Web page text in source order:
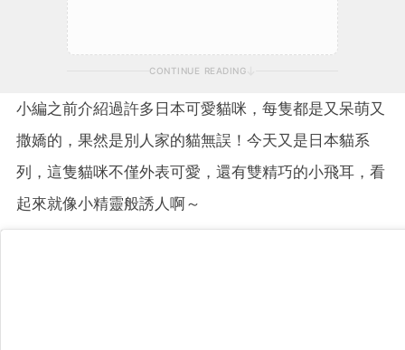
CONTINUE READING
小編之前介紹過許多日本可愛貓咪，每隻都是又呆萌又
撒嬌的，果然是別人家的貓無誤！今天又是日本貓系
列，這隻貓咪不僅外表可愛，還有雙精巧的小飛耳，看
起來就像小精靈般誘人啊～